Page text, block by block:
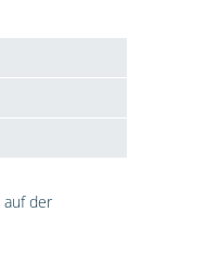
der